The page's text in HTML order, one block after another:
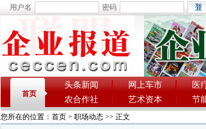
用户名 密码
首页
头条新闻 网上车市 医
农合作社
艺术资本 节
您所在的位置： 首页 > 职场动态 >> 正文